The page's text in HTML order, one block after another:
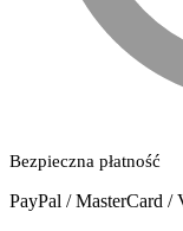
Bezpieczna płatność
PayPal / MasterCard /